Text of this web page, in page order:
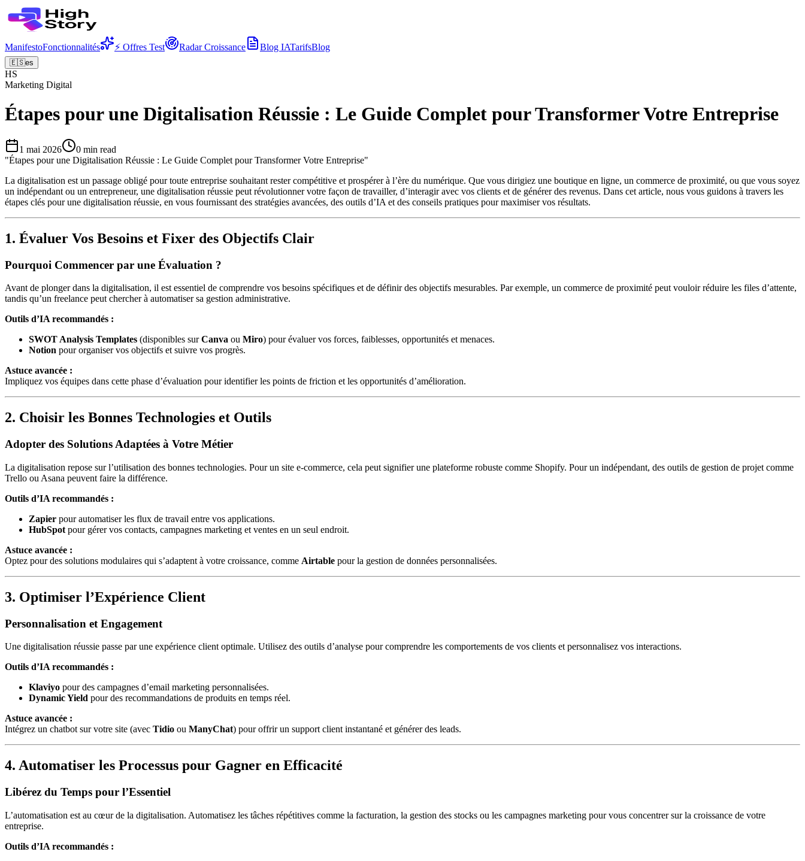
ManifestoFonctionnalités ⚡ Offres Test Radar Croissance Blog IATarifsBlog
🇪🇸es
HS
Marketing Digital
Étapes pour une Digitalisation Réussie : Le Guide Complet pour Transformer Votre Entreprise
1 mai 2026 0 min read
"Étapes pour une Digitalisation Réussie : Le Guide Complet pour Transformer Votre Entreprise"
La digitalisation est un passage obligé pour toute entreprise souhaitant rester compétitive et prospérer à l’ère du numérique. Que vous dirigiez une boutique en ligne, un commerce de proximité, ou que vous soyez
un indépendant ou un entrepreneur, une digitalisation réussie peut révolutionner votre façon de travailler, d’interagir avec vos clients et de générer des revenus. Dans cet article, nous vous guidons à travers les
étapes clés pour une digitalisation réussie, en vous fournissant des stratégies avancées, des outils d’IA et des conseils pratiques pour maximiser vos résultats.
1. Évaluer Vos Besoins et Fixer des Objectifs Clair
Pourquoi Commencer par une Évaluation ?
Avant de plonger dans la digitalisation, il est essentiel de comprendre vos besoins spécifiques et de définir des objectifs mesurables. Par exemple, un commerce de proximité peut vouloir réduire les files d’attente,
tandis qu’un freelance peut chercher à automatiser sa gestion administrative.
Outils d’IA recommandés :
SWOT Analysis Templates (disponibles surCanva ou Miro) pour évaluer vos forces, faiblesses, opportunités et menaces.
Notion pour organiser vos objectifs et suivre vos progrès.
Astuce avancée :
Impliquez vos équipes dans cette phase d’évaluation pour identifier les points de friction et les opportunités d’amélioration.
2. Choisir les Bonnes Technologies et Outils
Adopter des Solutions Adaptées à Votre Métier
La digitalisation repose sur l’utilisation des bonnes technologies. Pour un site e-commerce, cela peut signifier une plateforme robuste comme Shopify. Pour un indépendant, des outils de gestion de projet comme
Trello ou Asana peuvent faire la différence.
Outils d’IA recommandés :
Zapier pour automatiser les flux de travail entre vos applications.
HubSpot pour gérer vos contacts, campagnes marketing et ventes en un seul endroit.
Astuce avancée :
Optez pour des solutions modulaires qui s’adaptent à votre croissance, comme Airtable pour la gestion de données personnalisées.
3. Optimiser l’Expérience Client
Personnalisation et Engagement
Une digitalisation réussie passe par une expérience client optimale. Utilisez des outils d’analyse pour comprendre les comportements de vos clients et personnalisez vos interactions.
Outils d’IA recommandés :
Klaviyo pour des campagnes d’email marketing personnalisées.
Dynamic Yield pour des recommandations de produits en temps réel.
Astuce avancée :
Intégrez un chatbot sur votre site (avec Tidio ou ManyChat) pour offrir un support client instantané et générer des leads.
4. Automatiser les Processus pour Gagner en Efficacité
Libérez du Temps pour l’Essentiel
L’automatisation est au cœur de la digitalisation. Automatisez les tâches répétitives comme la facturation, la gestion des stocks ou les campagnes marketing pour vous concentrer sur la croissance de votre
entreprise.
Outils d’IA recommandés :